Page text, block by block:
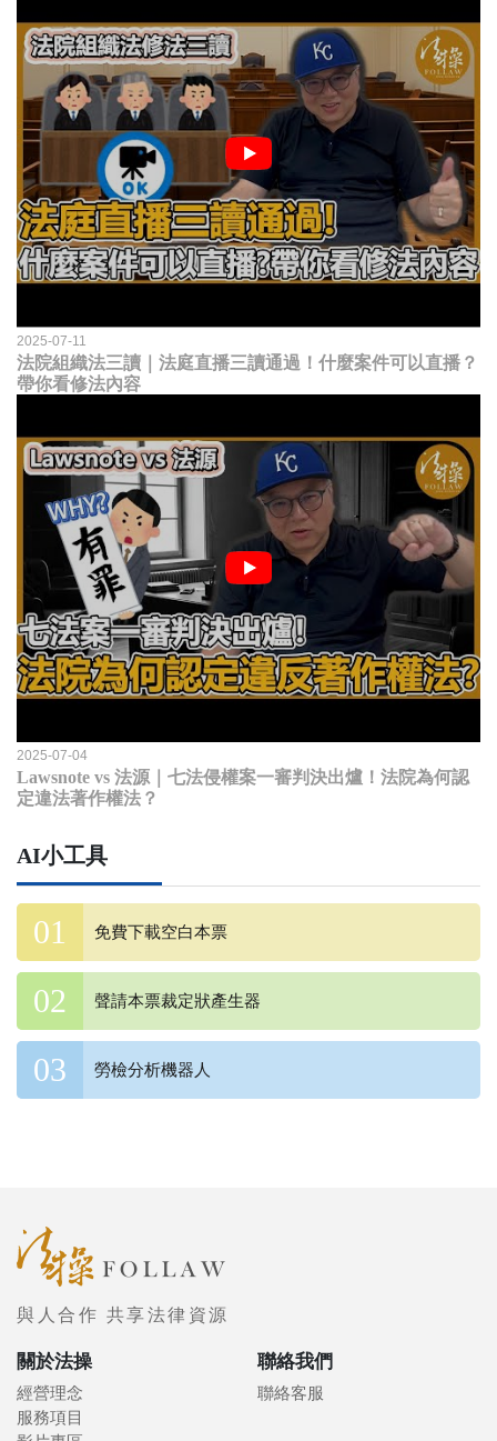
2025-07-11
法院組織法三讀｜法庭直播三讀通過！什麼案件可以直播？
帶你看修法內容
2025-07-04
Lawsnote vs 法源｜七法侵權案一審判決出爐！法院為何認
定違法著作權法？
AI小工具
免費下載空白本票
聲請本票裁定狀產生器
勞檢分析機器人
與人合作 共享法律資源
關於法操
經營理念
服務項目
聯絡我們
聯絡客服